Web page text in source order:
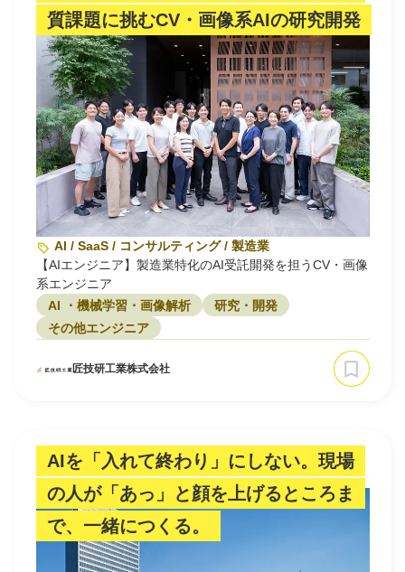
質課題に挑むCV・画像系AIの研究開発
AI / SaaS / コンサルティング / 製造業
【AIエンジニア】製造業特化のAI受託開発を担うCV・画像
系エンジニア
AI ・機械学習・画像解析
研究・開発
その他エンジニア
匠技研工業株式会社
AIを「入れて終わり」にしない。現場
の人が「あっ」と顔を上げるところま
で、一緒につくる。